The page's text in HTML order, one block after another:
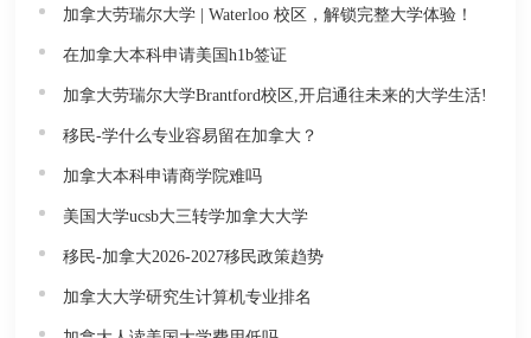
加拿大劳瑞尔大学 | Waterloo 校区，解锁完整大学体验！
在加拿大本科申请美国h1b签证
加拿大劳瑞尔大学Brantford校区,开启通往未来的大学生活!
移民-学什么专业容易留在加拿大？
加拿大本科申请商学院难吗
美国大学ucsb大三转学加拿大大学
移民-加拿大2026-2027移民政策趋势
加拿大大学研究生计算机专业排名